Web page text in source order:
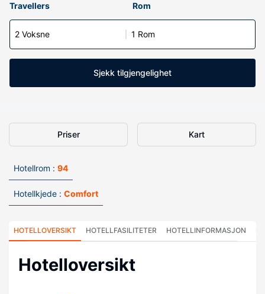
Travellers Rom
2 Voksne 1 Rom
Sjekk tilgjengelighet
Priser Kart
Hotellrom : 94
Hotellkjede : Comfort
HOTELLOVERSIKT HOTELLFASILITETER HOTELLINFORMASJON
Hotelloversikt